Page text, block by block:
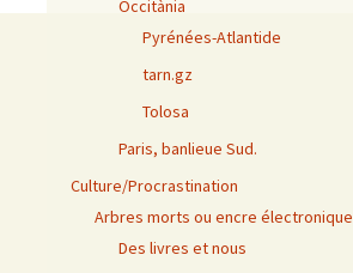
Occitània
Pyrénées-Atlantide
tarn.gz
Tolosa
Paris, banlieue Sud.
Culture/Procrastination
Arbres morts ou encre électronique
Des livres et nous